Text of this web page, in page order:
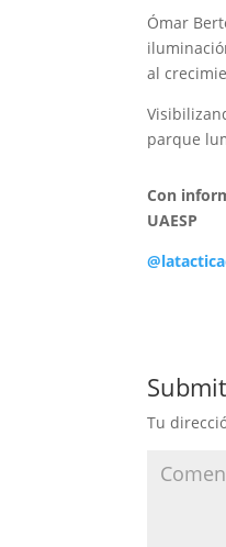
Ómar
al
parque
Con
UAESP
Tu